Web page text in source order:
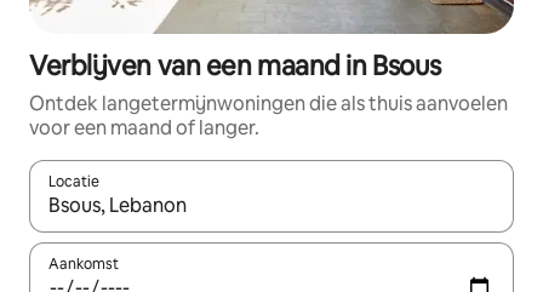
Verblijven van een maand in Bsous
Ontdek langetermijnwoningen die als thuis aanvoelen
voor een maand of langer.
Locatie
Wanneer er resultaten beschikbaar zijn, maak je een keuze
Aankomst